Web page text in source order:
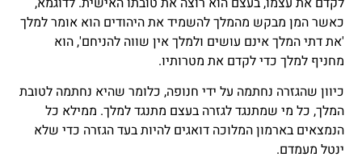
כאשר המן מבקש מהמלך להשמיד את היהודים הוא אומר למלך
'את דתי המלך אינם עושים ולמלך אין שווה להניחם', הוא
מחניף למלך כדי לקדם את מטרותיו.
כיוון שהגזרה נחתמה על ידי חנופה, כלומר שהיא נחתמה לטובת
המלך, כל מי שמתנגד לגזרה בעצם מתנגד למלך. ממילא כל
הנמצאים בארמון המלוכה דואגים להיות בעד הגזרה כדי שלא
ינטל מעמדם.